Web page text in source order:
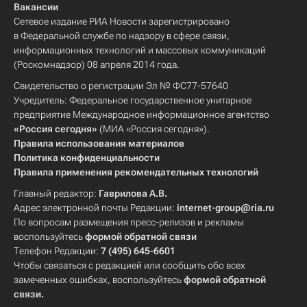
Вакансии
Сетевое издание РИА Новости зарегистрировано
в Федеральной службе по надзору в сфере связи,
информационных технологий и массовых коммуникаций
(Роскомнадзор) 08 апреля 2014 года.
Свидетельство о регистрации Эл № ФС77-57640
Учредитель: Федеральное государственное унитарное
предприятие Международное информационное агентство
«Россия сегодня» (МИА «Россия сегодня»).
Правила использования материалов
Политика конфиденциальности
Правила применения рекомендательных технологий
Главный редактор: Гаврилова А.В.
Адрес электронной почты Редакции: internet-group@ria.ru
По вопросам размещения пресс-релизов и рекламы
воспользуйтесьформой обратной связи
Телефон Редакции: 7 (495) 645-6601
Чтобы связаться с редакцией или сообщить обо всех
замеченных ошибках, воспользуйтесьформой обратной
связи.